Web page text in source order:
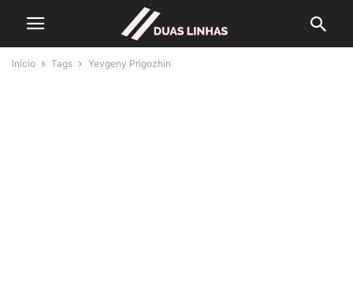
Início Tags Yevgeny Prigozhin